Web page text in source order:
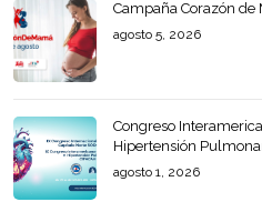
Campaña Corazón de
agosto 5, 2026
Congreso
Hipertensión
agosto 1, 2026